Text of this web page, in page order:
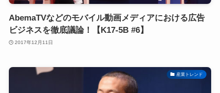
AbemaTVなどのモバイル動画メディアにおける広告
ビジネスを徹底議論！【K17-5B #6】
2017年12月11日
産業トレンド